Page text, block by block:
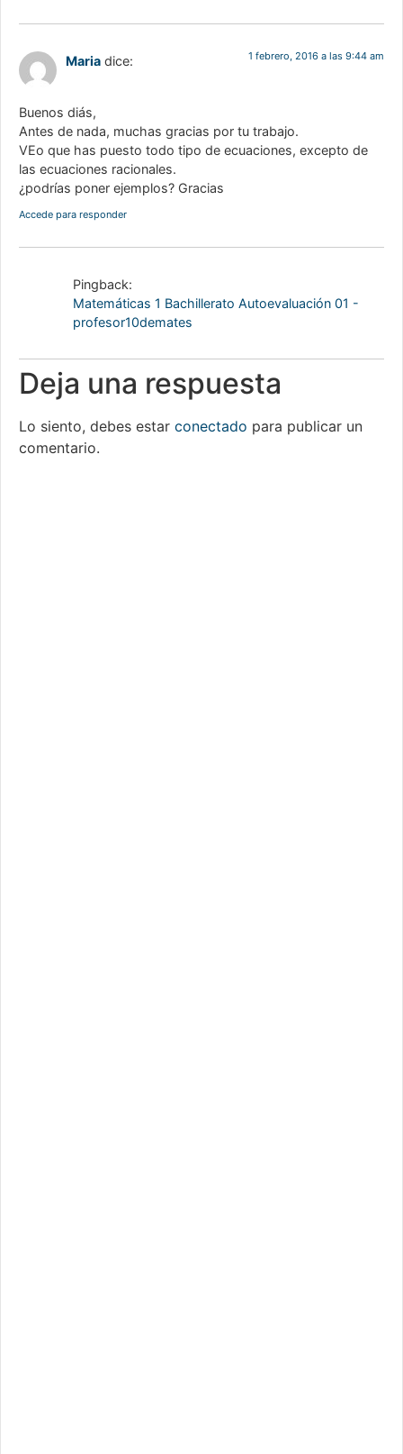
Maria dice: 1 febrero, 2016 a las 9:44 am
Buenos diás,
Antes de nada, muchas gracias por tu trabajo.
VEo que has puesto todo tipo de ecuaciones, excepto de
las ecuaciones racionales.
¿podrías poner ejemplos? Gracias
Accede para responder
Pingback:
Matemáticas 1 Bachillerato Autoevaluación 01 -
profesor10demates
Deja una respuesta
Lo siento, debes estar conectado para publicar un
comentario.